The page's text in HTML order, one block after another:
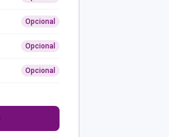
Opcional
Opcional
Opcional